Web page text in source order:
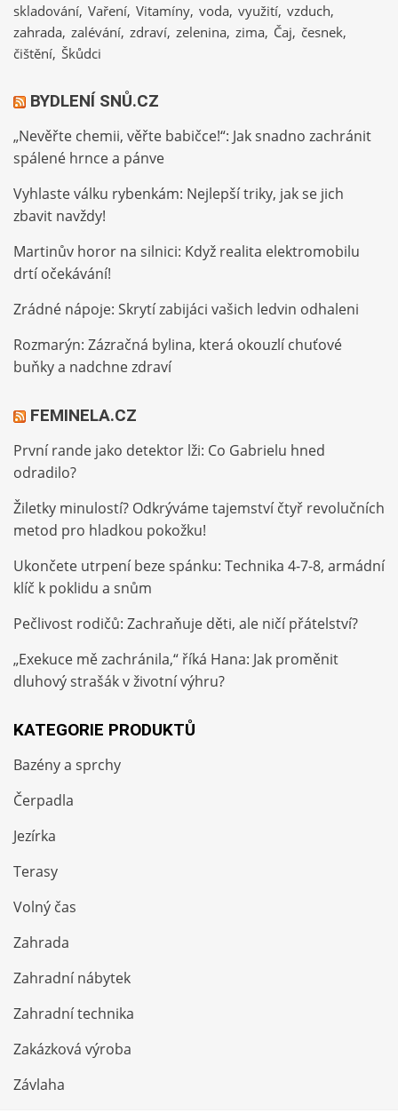
skladování Vaření Vitamíny voda využití vzduch
zahrada zalévání zdraví zelenina zima Čaj česnek
čištění Škůdci
BYDLENÍ SNŮ.CZ
„Nevěřte chemii, věřte babičce!“: Jak snadno zachránit
spálené hrnce a pánve
Vyhlaste válku rybenkám: Nejlepší triky, jak se jich
zbavit navždy!
Martinův horor na silnici: Když realita elektromobilu
drtí očekávání!
Zrádné nápoje: Skrytí zabijáci vašich ledvin odhaleni
Rozmarýn: Zázračná bylina, která okouzlí chuťové
buňky a nadchne zdraví
FEMINELA.CZ
První rande jako detektor lži: Co Gabrielu hned
odradilo?
Žiletky minulostí? Odkrýváme tajemství čtyř revolučních
metod pro hladkou pokožku!
Ukončete utrpení beze spánku: Technika 4-7-8, armádní
klíč k poklidu a snům
Pečlivost rodičů: Zachraňuje děti, ale ničí přátelství?
„Exekuce mě zachránila,“ říká Hana: Jak proměnit
dluhový strašák v životní výhru?
KATEGORIE PRODUKTŮ
Bazény a sprchy
Čerpadla
Jezírka
Terasy
Volný čas
Zahrada
Zahradní nábytek
Zahradní technika
Zakázková výroba
Závlaha